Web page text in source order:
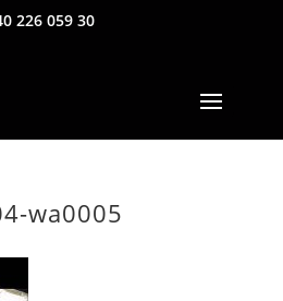
226 059 30
wa0005